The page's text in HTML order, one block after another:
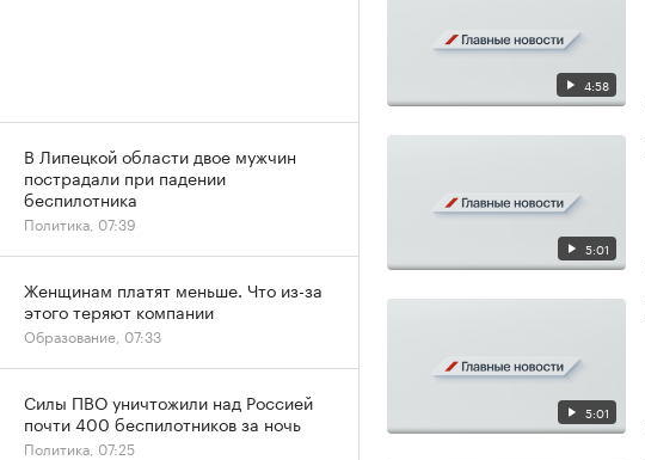
4:58
5:01
5:01
В Липецкой области двое мужчин
пострадали при падении
беспилотника
Политика, 07:39
Женщинам платят меньше. Что из-за
этого теряют компании
Образование, 07:33
Силы ПВО уничтожили над Россией
почти 400 беспилотников за ночь
Политика, 07:25